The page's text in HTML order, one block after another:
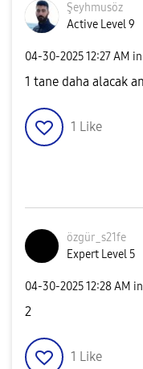
Şeyhmusöz
Active Level 9
‎04-30-202512:27 AM in
1 tane daha alacak
1 Like
özgür_s21fe
Expert Level 5
‎04-30-202512:28 AM in
2
1 Like